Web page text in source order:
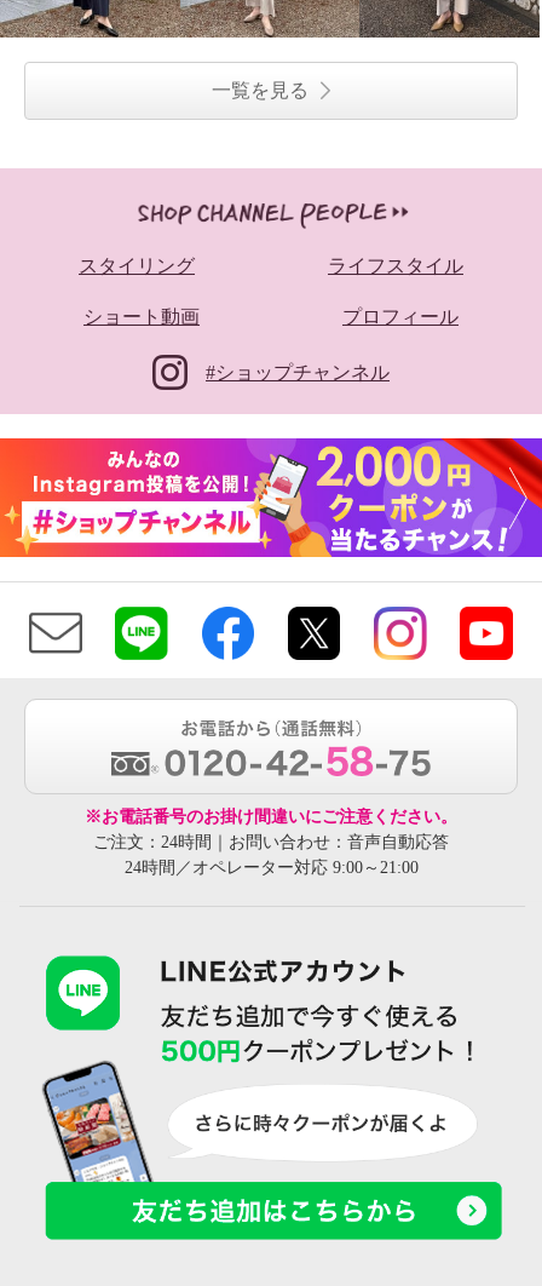
一覧を見る
スタイリング ライフスタイル
ショート動画 プロフィール
#ショップチャンネル
※お電話番号のお掛け間違いにご注意ください。
ご注文：24時間｜お問い合わせ：音声自動応答
24時間／オペレーター対応 9:00～21:00